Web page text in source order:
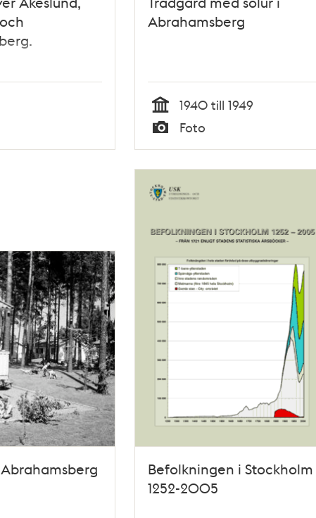
Abrahamsberg
Tid
1940 till 1949
Typ
Foto
Befolkningen i Stockholm
1252-2005